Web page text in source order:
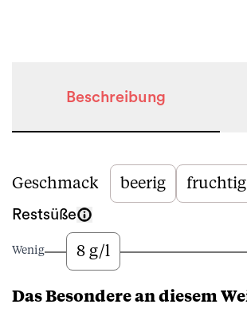
Beschreibung
Beschreibung
Geschmack beerig fruchtig
Restsüße
Wenig 8 g/l
Das Besondere an diesem